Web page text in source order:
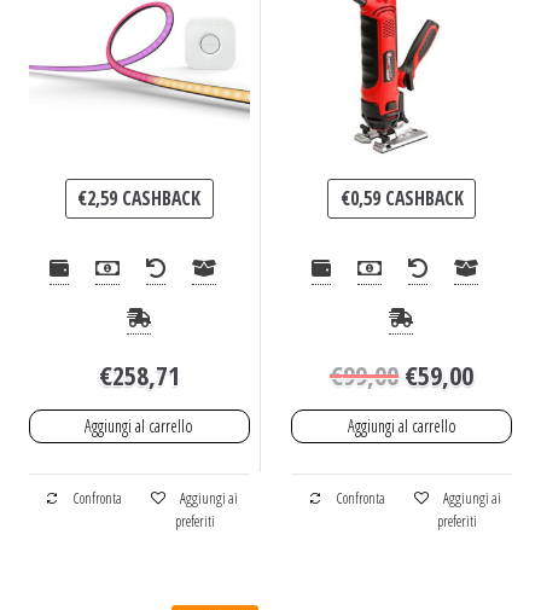
€2,59 CASHBACK
€258,71
Aggiungi al carrello
Confronta
Aggiungi ai
preferiti
€0,59CASHBACK
€99,00€59,00
Aggiungi al carrello
Confronta
Aggiungi ai
preferiti